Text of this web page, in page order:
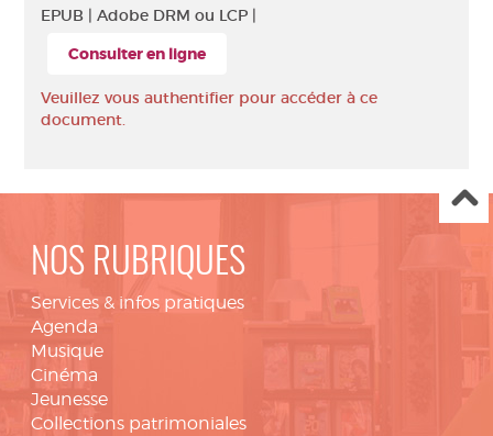
EPUB | Adobe DRM ou LCP |
Consulter en ligne
Veuillez vous authentifier pour accéder à ce
document.
NOS RUBRIQUES
Services & infos pratiques
Agenda
Musique
Cinéma
Jeunesse
Collections patrimoniales